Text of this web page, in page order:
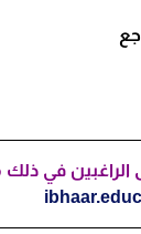
في ذلك